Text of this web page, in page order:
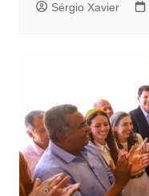
Sérgio Xavier